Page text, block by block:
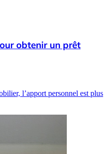
obtenir un prêt
l’apport personnel est plus